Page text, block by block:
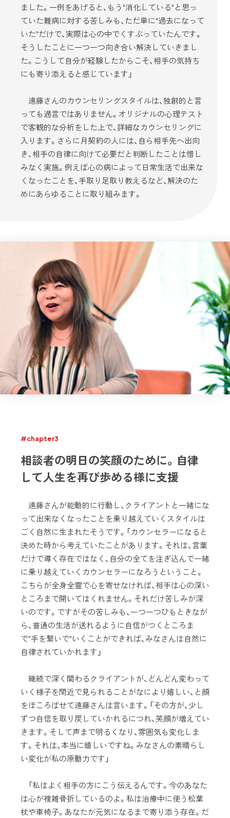
ました。一例をあげると、もう"消化している"と思っ
ていた難病に対する苦しみも、ただ単に"過去になって
いた"だけで、実際は心の中でくすぶっていたんです。
そうしたことに一つ一つ向き合い解決していきまし
た。こうして自分が経験したからこそ、相手の気持ち
にも寄り添えると感じています」
遠藤さんのカウンセリングスタイルは、独創的と言
っても過言ではありません。オリジナルの心理テスト
で客観的な分析をした上で、詳細なカウンセリングに
入ります。さらに月契約の人には、自ら相手先へ出向
き、相手の自律に向けて必要だと判断したことは惜し
みなく実施。例えば心の病によって日常生活で出来な
くなったことを、手取り足取り教えるなど、解決のた
めにあらゆることに取り組みます。
#chapter3
相談者の明日の笑顔のために。自律
して人生を再び歩める様に支援
遠藤さんが能動的に行動し、クライアントと一緒にな
って出来なくなったことを乗り越えていくスタイルは
ごく自然に生まれたそうです。「カウンセラーになると
決めた時から考えていたことがあります。それは、言葉
だけで導く存在ではなく、自分の全てを注ぎ込んで一緒
に乗り越えていくカウンセラーになろうということ。
こちらが全身全霊で心を寄せなければ、相手は心の深い
ところまで開いてはくれません。それだけ苦しみが深
いのです。ですがその苦しみも、一つ一つひもときなが
ら、普通の生活が送れるように自信がつくところま
で"手を繋いで"いくことができれば、みなさんは自然に
自律されていかれます」
継続で深く関わるクライアントが、どんどん変わって
いく様子を間近で見られることがなにより嬉しい、と顔
をほころばせて遠藤さんは言います。「その方が、少し
ずつ自信を取り戻していかれるにつれ、笑顔が増えてい
きます。そして声まで明るくなり、雰囲気も変化しま
す。それは、本当に嬉しいですね。みなさんの素晴らし
い変化が私の原動力です」
「私はよく相手の方にこう伝えるんです。今のあなた
は心が複雑骨折しているのよ。私は治療中に使う松葉
杖や車椅子。あなたが元気になるまで寄り添う存在。だ